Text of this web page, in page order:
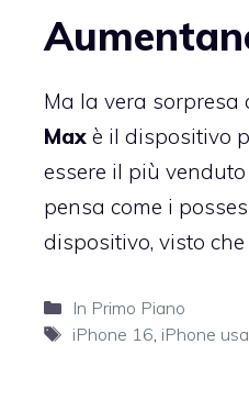
Ma la vera sorpresa
Max è il dispositivo
essere il più
pensa come i
dispositivo, visto
Categorie
In Primo Piano
Tag
iPhone 16, iPhone